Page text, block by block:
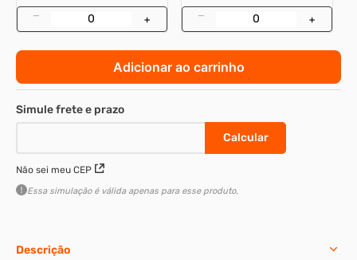
– + – +
Adicionar ao carrinho
Não sei meu CEP
Essa simulação é válida apenas para esse produto.
Descrição